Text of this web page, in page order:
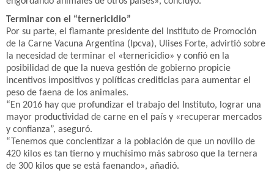
Terminar con el “ternericidio”
Por su parte, el flamante presidente del Instituto de Promoción
de la Carne Vacuna Argentina (Ipcva), Ulises Forte, advirtió sobre
la necesidad de terminar el «ternericidio» y confió en la
posibilidad de que la nueva gestión de gobierno propicie
incentivos impositivos y políticas crediticias para aumentar el
peso de faena de los animales.
“En 2016 hay que profundizar el trabajo del Instituto, lograr una
mayor productividad de carne en el país y «recuperar mercados
y confianza”, aseguró.
“Tenemos que concientizar a la población de que un novillo de
420 kilos es tan tierno y muchísimo más sabroso que la ternera
de 300 kilos que se está faenando», añadió.